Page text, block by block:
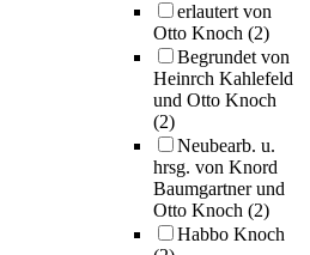
erlautert von
Otto Knoch (2)
Begrundet von
Heinrch Kahlefeld
und Otto Knoch
(2)
Neubearb. u.
hrsg. von Knord
Baumgartner und
Otto Knoch (2)
Habbo Knoch